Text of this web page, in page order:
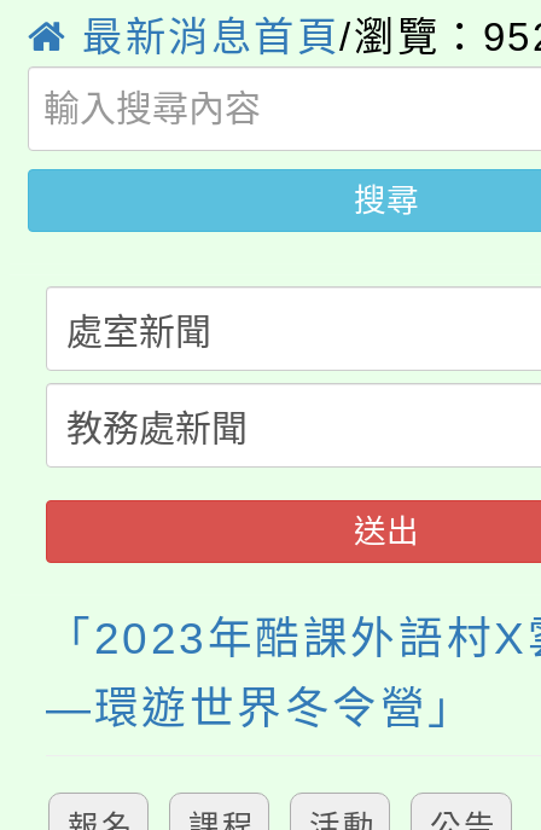
系所師生報名參加。
學籍身 分審查程序及
版
淨零綠領人才培育課程
公告本校115學年度第
代理(課)教師甄選結果(
「2026金融保險知識
桃園市115學年度學生
代理(課)教師甄選結果(
公告本校115學年度第
代理(課)教師甄選結果(
轉知中國文化大學推廣
《TA101》溝通分析基
程，歡迎學生輔導中心
系所師生報名參加。
最新消息首頁/瀏覽：
搜尋
送出
「2023年酷課外語村
—環遊世界冬令營」